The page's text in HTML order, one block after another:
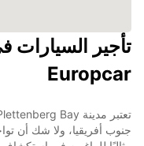
Europcar